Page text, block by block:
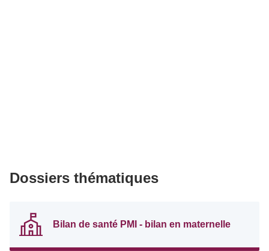
Dossiers thématiques
Bilan de santé PMI - bilan en maternelle